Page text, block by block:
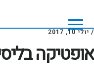
main
content
footer
/ יולי 10, 2017
אופטיקה